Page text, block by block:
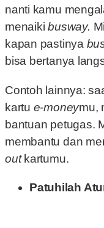
nanti kamu
menaikibusway.
kapan pastinya
bisa bertanya
Contoh lainnya:
kartu e-moneymu,
bantuan petugas.
membantu dan
outkartumu.
Patuhilah